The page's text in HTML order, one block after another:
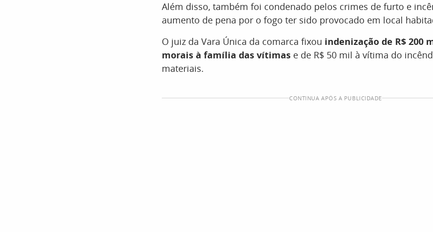
Além disso, também foi condenado pelos crimes de furto e
aumento de pena por o fogo ter sido provocado em local
O juiz da Vara Única da comarca fixou indenização de R$ 200
morais à família das vítimas e de R$ 50 mil à vítima do
materiais.
CONTINUA APÓS A PUBLICIDADE